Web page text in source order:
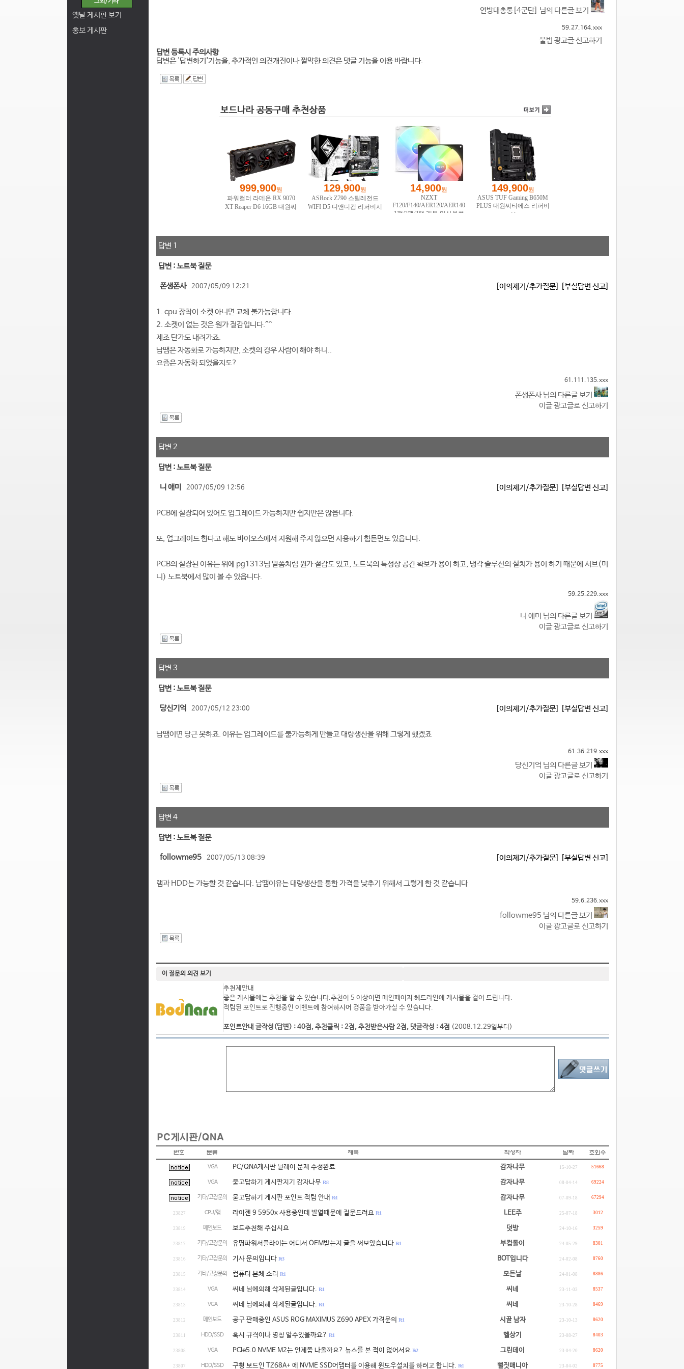
옛날 게시판 보기
홍보 게시판
연방대총통[4군단] 님의 다른글 보기
59.27.164.xxx
불법 광고글 신고하기
답변 등록시 주의사항
답변은 '답변하기'기능을, 추가적인 의견개진이나 짤막한 의견은 댓글 기능을 이용 바랍니다.
답변 1
답변 : 노트북 질문
폰생폰사 2007/05/09 12:21 [이의제기/추가질문] [부실답변 신고]
1. cpu 장착이 소켓 아니면 교체 불가능합니다.
2. 소켓이 없는 것은 원가 절감입니다.^^
제조 단가도 내려가죠.
납땜은 자동화로 가능하지만, 소켓의 경우 사람이 해야 하니..
요즘은 자동화 되었을지도?
61.111.135.xxx
폰생폰사 님의 다른글 보기
이글 광고글로 신고하기
답변 2
답변 : 노트북 질문
니 애미 2007/05/09 12:56 [이의제기/추가질문] [부실답변 신고]
PCB에 실장되어 있어도 업그레이드 가능하지만 쉽지만은 않읍니다.
또, 업그레이드 한다고 해도 바이오스에서 지원해 주지 않으면 사용하기 힘든면도 있읍니다.
PCB의 실장된 이유는 위에 pg1313님 말씀처럼 원가 절감도 있고, 노트북의 특성상 공간 확보가 용이 하고, 냉각 솔루션의 설치가 용이 하기 때문에 서브(미
니) 노트북에서 많이 볼 수 있읍니다.
59.25.229.xxx
니 애미 님의 다른글 보기
이글 광고글로 신고하기
답변 3
답변 : 노트북 질문
당신기억 2007/05/12 23:00 [이의제기/추가질문] [부실답변 신고]
납땜이면 당근 못하죠. 이유는 업그레이드를 불가능하게 만들고 대량생산을 위해 그렇게 했겠죠
61.36.219.xxx
당신기억 님의 다른글 보기
이글 광고글로 신고하기
답변 4
답변 : 노트북 질문
followme95 2007/05/13 08:39 [이의제기/추가질문] [부실답변 신고]
램과 HDD는 가능할 것 같습니다. 납땜이유는 대량생산을 통한 가격을 낮추기 위해서 그렇게 한 것 같습니다
59.6.236.xxx
followme95 님의 다른글 보기
이글 광고글로 신고하기
이 질문의 의견 보기
추천제안내
좋은 게시물에는 추천을 할 수 있습니다.추천이 5 이상이면 메인페이지 헤드라인에 게시물을 걸어 드립니다.
적립된 포인트로 진행중인 이벤트에 참여하시어 경품을 받아가실 수 있습니다.
포인트안내 글작성(답변) : 40점, 추천클릭 : 2점, 추천받은사람 2점, 댓글작성 : 4점 (2008.12.29일부터)
VGA PC/QNA게시판 딜레이 문제 수정완료 감자나무 15-10-27 51668
VGA 묻고답하기 게시판지기 감자나무 R: 8 감자나무 08-04-14 69224
기타/고장문의 묻고답하기 게시판 포인트 적립 안내 R: 1 감자나무 07-09-18 67294
23827 CPU/램 라이젠 9 5950x 사용중인데 발열때문에 질문드려요 R: 1 LEE주 25-07-18 3012
23819 메인보드 보드추천해 주십시요 덧방 24-10-16 3259
23817 기타/고장문의 유명파워서플라이는 어디서 OEM받는지 글을 써보았습니다 R: 1 부컴돌이 24-05-29 8301
23816 기타/고장문의 기사 문의입니다 R: 3 BOT입니다 24-02-08 8760
23815 기타/고장문의 컴퓨터 본체 소리 R: 1 모든날 24-01-08 8886
23814 VGA 씨네 님에의해 삭제된글입니다. R: 1 씨네 23-11-03 8537
23813 VGA 씨네 님에의해 삭제된글입니다. R: 1 씨네 23-10-28 8469
23812 메인보드 공구 판매중인 ASUS ROG MAXIMUS Z690 APEX 가격문의 R: 1 시골 남자 23-10-13 8620
23811 HDD/SSD 혹시 규격이나 명칭 알수있을까요? R: 1 헬상기 23-08-27 8403
23808 VGA PCIe5.0 NVME M2는 언제쯤 나올까요? 뉴스를 본 적이 없어서요 R: 2 그린데이 23-04-20 8620
23807 HDD/SSD 구형 보드인 TZ68A+ 에 NVME SSD어댑터를 이용해 윈도우설치를 하려고 합니다. R: 1 뻘짓매니아 23-04-02 8775